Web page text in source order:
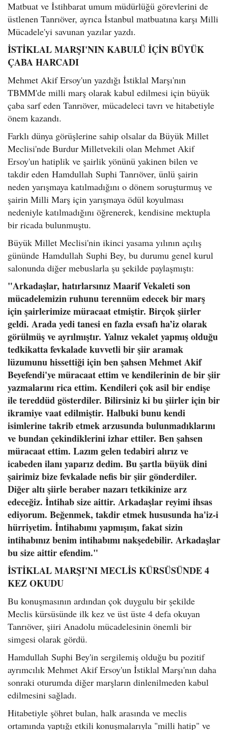
Matbuat ve İstihbarat umum müdürlüğü görevlerini de
üstlenen Tanrıöver, ayrıca İstanbul matbuatına karşı Milli
Mücadele'yi savunan yazılar yazdı.
İSTİKLAL MARŞI'NIN KABULÜ İÇİN BÜYÜK
ÇABA HARCADI
Mehmet Akif Ersoy'un yazdığı İstiklal Marşı'nın
TBMM'de milli marş olarak kabul edilmesi için büyük
çaba sarf eden Tanrıöver, mücadeleci tavrı ve hitabetiyle
önem kazandı.
Farklı dünya görüşlerine sahip olsalar da Büyük Millet
Meclisi'nde Burdur Milletvekili olan Mehmet Akif
Ersoy'un hatiplik ve şairlik yönünü yakinen bilen ve
takdir eden Hamdullah Suphi Tanrıöver, ünlü şairin
neden yarışmaya katılmadığını o dönem soruşturmuş ve
şairin Milli Marş için yarışmaya ödül koyulması
nedeniyle katılmadığını öğrenerek, kendisine mektupla
bir ricada bulunmuştu.
Büyük Millet Meclisi'nin ikinci yasama yılının açılış
gününde Hamdullah Suphi Bey, bu durumu genel kurul
salonunda diğer mebuslarla şu şekilde paylaşmıştı:
"Arkadaşlar, hatırlarsınız Maarif Vekaleti son
mücadelemizin ruhunu terennüm edecek bir marş
için şairlerimize müracaat etmiştir. Birçok şiirler
geldi. Arada yedi tanesi en fazla evsafı ha’iz olarak
görülmüş ve ayrılmıştır. Yalnız vekalet yapmış olduğu
tedkikatta fevkalade kuvvetli bir şiir aramak
lüzumunu hissettiği için ben şahsen Mehmet Akif
Beyefendi'ye müracaat ettim ve kendilerinin de bir şiir
yazmalarını rica ettim. Kendileri çok asil bir endişe
ile tereddüd gösterdiler. Bilirsiniz ki bu şiirler için bir
ikramiye vaat edilmiştir. Halbuki bunu kendi
isimlerine takrib etmek arzusunda bulunmadıklarını
ve bundan çekindiklerini izhar ettiler. Ben şahsen
müracaat ettim. Lazım gelen tedabiri alırız ve
icabeden ilanı yaparız dedim. Bu şartla büyük dini
şairimiz bize fevkalade nefis bir şiir gönderdiler.
Diğer altı şiirle beraber nazarı tetkikinize arz
edeceğiz. İntihab size aittir. Arkadaşlar reyimi ihsas
ediyorum. Beğenmek, takdir etmek hususunda ha'iz-i
hürriyetim. İntihabımı yapmışım, fakat sizin
intihabınız benim intihabımı nakşedebilir. Arkadaşlar
bu size aittir efendim."
İSTİKLAL MARŞI'NI MECLİS KÜRSÜSÜNDE 4
KEZ OKUDU
Bu konuşmasının ardından çok duygulu bir şekilde
Meclis kürsüsünde ilk kez ve üst üste 4 defa okuyan
Tanrıöver, şiiri Anadolu mücadelesinin önemli bir
simgesi olarak gördü.
Hamdullah Suphi Bey'in sergilemiş olduğu bu pozitif
ayrımcılık Mehmet Akif Ersoy'un İstiklal Marşı'nın daha
sonraki oturumda diğer marşların dinlenilmeden kabul
edilmesini sağladı.
Hitabetiyle şöhret bulan, halk arasında ve meclis
ortamında yaptığı etkili konuşmalarıyla "milli hatip" ve